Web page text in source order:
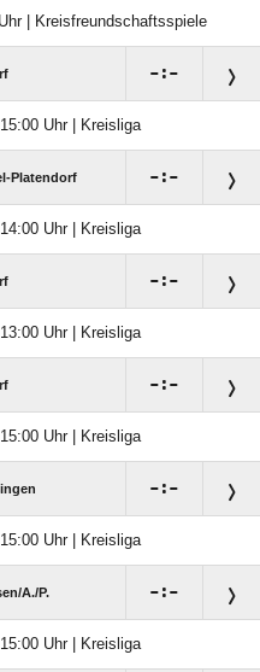
| Kreisfreundschaftsspiele
:
Uhr | Kreisliga
Platendorf :
Uhr | Kreisliga
:
Uhr | Kreisliga
:
Uhr | Kreisliga
:
Uhr | Kreisliga
​A./​P. :
Uhr | Kreisliga